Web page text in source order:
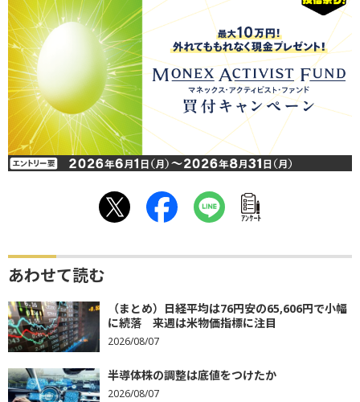
ｱﾝｹｰﾄ
あわせて読む
（まとめ）日経平均は76円安の65,606円で小幅
に続落 来週は米物価指標に注目
2026/08/07
半導体株の調整は底値をつけたか
2026/08/07